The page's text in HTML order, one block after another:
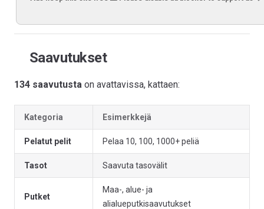
Saavutukset
134 saavutusta on avattavissa, kattaen:
Kategoria Esimerkkejä
Pelatut pelit Pelaa 10, 100, 1000+ peliä
Tasot Saavuta tasovälit
Putket
Maa-, alue- ja
alialueputkisaavutukset